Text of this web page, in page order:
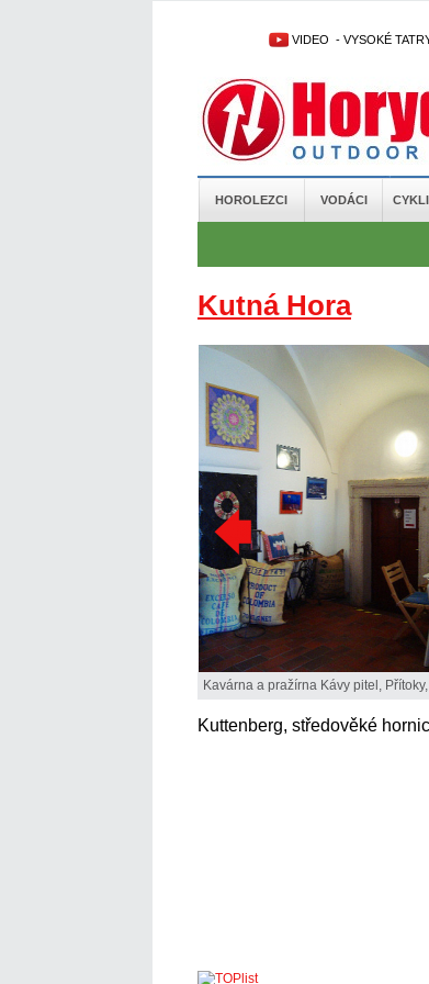
VIDEO - VYSOKÉ
HOROLEZCI VODÁCI
Kutná Hora
Kavárna a pražírna Kávy pitel,
Kuttenberg, středověké